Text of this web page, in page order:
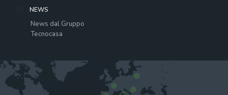
NEWS
News dal Gruppo
Tecnocasa